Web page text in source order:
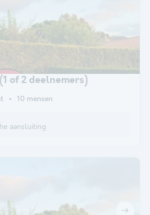
of 2 deelnemers)
10 mensen
aansluiting